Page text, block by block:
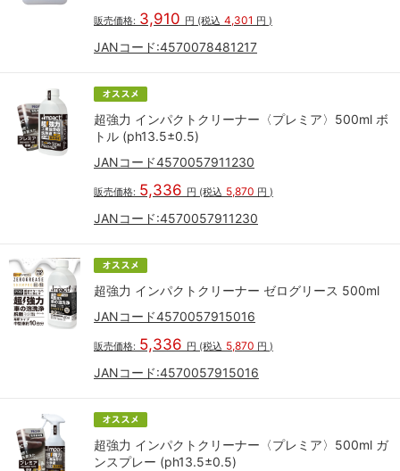
販売価格: 3,910 円 (税込 4,301 円 )
JANコード:4570078481217
超強力 インパクトクリーナー〈プレミア〉500ml ボ
トル (ph13.5±0.5)
JANコード4570057911230
販売価格: 5,336 円 (税込 5,870 円 )
JANコード:4570057911230
超強力 インパクトクリーナー ゼログリース 500ml
JANコード4570057915016
販売価格: 5,336 円 (税込 5,870 円 )
JANコード:4570057915016
超強力 インパクトクリーナー〈プレミア〉500ml ガ
ンスプレー (ph13.5±0.5)